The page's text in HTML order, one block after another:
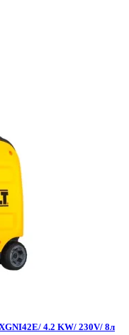
4.2 KW/ 230V/ 8л